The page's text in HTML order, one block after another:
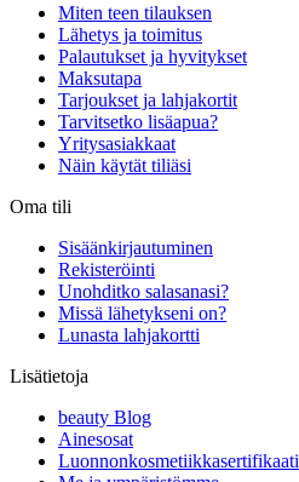
Miten teen tilauksen
Lähetys ja toimitus
Palautukset ja hyvitykset
Maksutapa
Tarjoukset ja lahjakortit
Tarvitsetko lisäapua?
Yritysasiakkaat
Näin käytät tiliäsi
Oma tili
Sisäänkirjautuminen
Rekisteröinti
Unohditko salasanasi?
Missä lähetykseni on?
Lunasta lahjakortti
Lisätietoja
beauty Blog
Ainesosat